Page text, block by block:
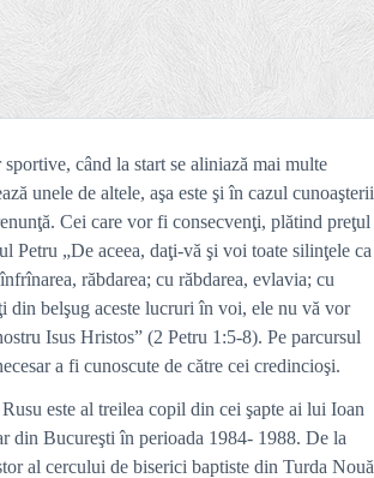
când la start se aliniază mai multe
unele de altele, aşa este şi în cazul cunoaşterii
Cei care vor fi consecvenţi, plătind preţul
Petru „De aceea, daţi-vă şi voi toate silinţele ca
răbdarea; cu răbdarea, evlavia; cu
din belşug aceste lucruri în voi, ele nu vă vor
Isus Hristos” (2 Petru 1:5-8). Pe parcursul
a fi cunoscute de către cei credincioşi.
este al treilea copil din cei şapte ai lui Ioan
din Bucureşti în perioada 1984- 1988. De la
al cercului de biserici baptiste din Turda Nouă